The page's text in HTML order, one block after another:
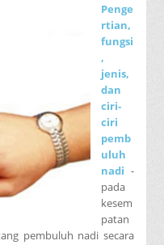
Penge
rtian,
fungsi
,
jenis,
dan
ciri-
ciri
pemb
uluh
nadi -
pada
kesem
patan
pembuluh nadi secara